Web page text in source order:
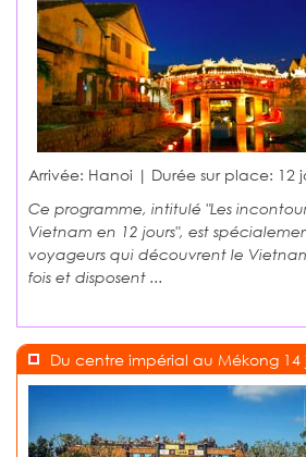
Arrivée: Hanoi | Durée sur place: 12
Ce programme, intitulé "Les
Vietnam en 12 jours", est
voyageurs qui découvrent le
fois et disposent ...
Du centre impérial au Mékong 14